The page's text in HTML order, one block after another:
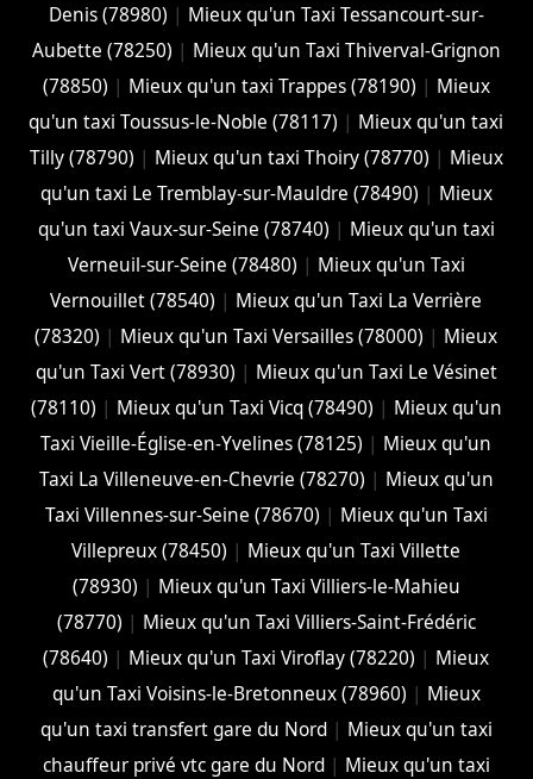
Denis (78980) | Mieux qu'un Taxi Tessancourt-sur-
Aubette (78250) | Mieux qu'un Taxi Thiverval-Grignon
(78850) | Mieux qu'un taxi Trappes (78190) | Mieux
qu'un taxi Toussus-le-Noble (78117) | Mieux qu'un taxi
Tilly (78790) | Mieux qu'un taxi Thoiry (78770) | Mieux
qu'un taxi Le Tremblay-sur-Mauldre (78490) | Mieux
qu'un taxi Vaux-sur-Seine (78740) | Mieux qu'un taxi
Verneuil-sur-Seine (78480) | Mieux qu'un Taxi
Vernouillet (78540) | Mieux qu'un Taxi La Verrière
(78320) | Mieux qu'un Taxi Versailles (78000) | Mieux
qu'un Taxi Vert (78930) | Mieux qu'un Taxi Le Vésinet
(78110) | Mieux qu'un Taxi Vicq (78490) | Mieux qu'un
Taxi Vieille-Église-en-Yvelines (78125) | Mieux qu'un
Taxi La Villeneuve-en-Chevrie (78270) | Mieux qu'un
Taxi Villennes-sur-Seine (78670) | Mieux qu'un Taxi
Villepreux (78450) | Mieux qu'un Taxi Villette
(78930) | Mieux qu'un Taxi Villiers-le-Mahieu
(78770) | Mieux qu'un Taxi Villiers-Saint-Frédéric
(78640) | Mieux qu'un Taxi Viroflay (78220) | Mieux
qu'un Taxi Voisins-le-Bretonneux (78960) | Mieux
qu'un taxi transfert gare du Nord| Mieux qu'un taxi
chauffeur privé vtc gare du Nord| Mieux qu'un taxi